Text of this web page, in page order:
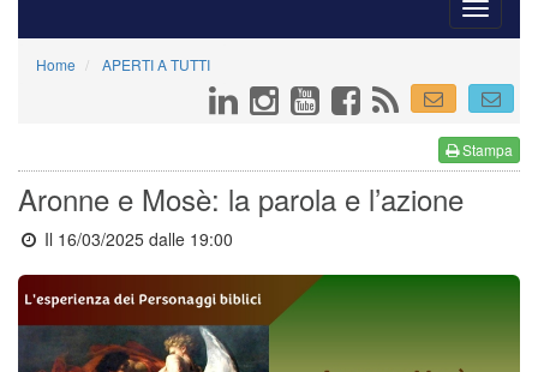
Home APERTI A TUTTI
Stampa
Aronne e Mosè: la parola e l’azione
Il 16/03/2025 dalle 19:00